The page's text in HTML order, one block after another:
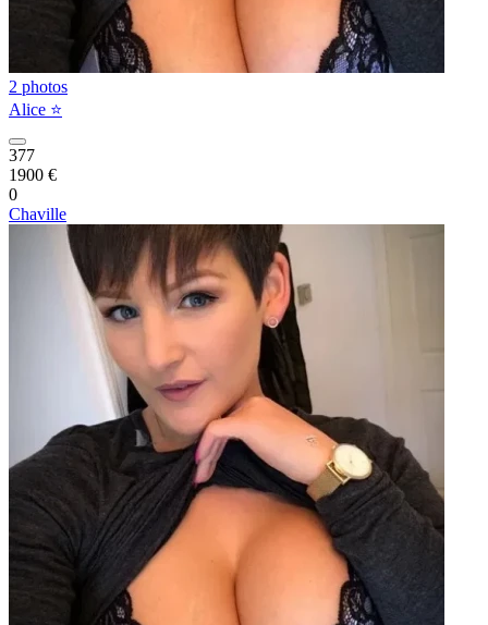
2 photos
Alice ⭐️
377
1900 €
0
Chaville